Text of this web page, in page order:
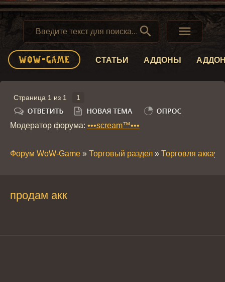
 
СТАТЬИ АДДОНЫ
Страница 1 из 1 1
Модератор форума: •••scream™•••
Форум WoW-Game » Торговый раздел » Торговля
продам акк